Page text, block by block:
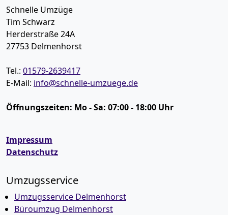
Schnelle Umzüge
Tim Schwarz
Herderstraße 24A
27753 Delmenhorst
Tel.: 01579-2639417
E-Mail: info@schnelle-umzuege.de
Öffnungszeiten: Mo - Sa: 07:00 - 18:00 Uhr
Impressum
Datenschutz
Umzugsservice
Umzugsservice Delmenhorst
Büroumzug Delmenhorst